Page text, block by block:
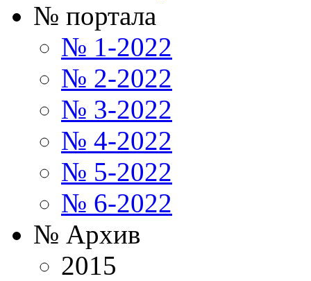
№ портала
№ 1-2022
№ 2-2022
№ 3-2022
№ 4-2022
№ 5-2022
№ 6-2022
№ Архив
2015